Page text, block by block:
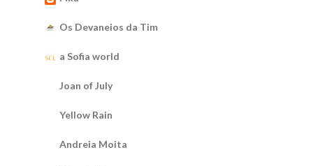
Os Devaneios da Tim
a Sofia world
Joan of July
Yellow Rain
Andreia Moita